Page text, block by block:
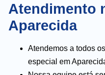
Atendimento
Aparecida
Atendemos a todos
especial em